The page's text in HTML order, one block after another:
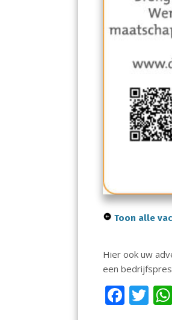
Toon alle
Hier ook uw
een
F
ac
T
w